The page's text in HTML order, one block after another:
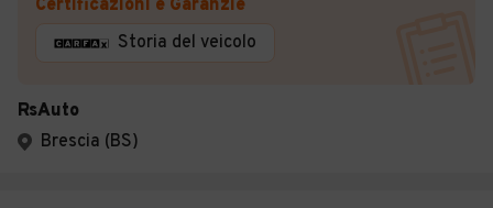
Certificazioni e Garanzie
Storia del veicolo
RsAuto
Brescia (BS)